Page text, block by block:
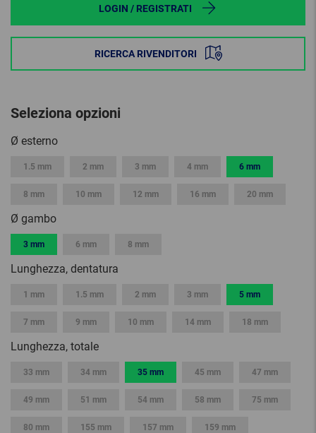
LOGIN / REGISTRATI
RICERCA RIVENDITORI
Seleziona opzioni
Ø esterno
1.5 mm 2 mm 3 mm 4 mm 6 mm
8 mm 10 mm 12 mm 16 mm 20 mm
Ø gambo
3 mm 6 mm 8 mm
Lunghezza, dentatura
1 mm 1.5 mm 2 mm 3 mm 5 mm
7 mm 9 mm 10 mm 14 mm 18 mm
Lunghezza, totale
33 mm 34 mm 35 mm 45 mm 47 mm
49 mm 51 mm 54 mm 58 mm 75 mm
80 mm 155 mm 157 mm 159 mm